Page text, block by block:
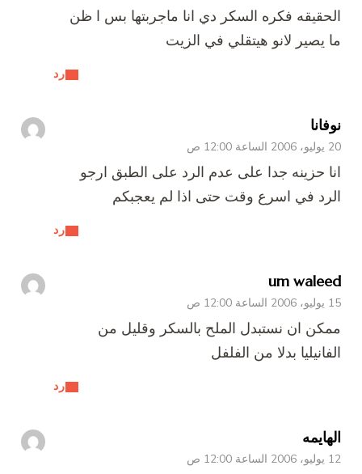
رد
الحقيقه فكره السكر دي انا ماجربتها بس ا ظن
ما يصير لانو هيتقلي في الزيت
نوفانا
20 يوليو، 2006 الساعة 12:00 ص
رد
انا حزينه جدا على عدم الرد على الطبق ارجو
الرد في اسرع وقت حتى اذا لم يعجبكم
um waleed
15 يوليو، 2006 الساعة 12:00 ص
رد
ممكن ان نستبدل الملح بالسكر وقليل من
الفانيليا بدلا من الفلفل
الهايمه
12 يوليو، 2006 الساعة 12:00 ص